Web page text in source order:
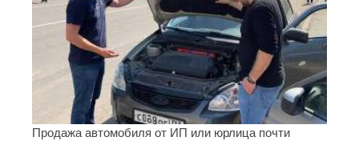
Продажа автомобиля от ИП или юрлица почти